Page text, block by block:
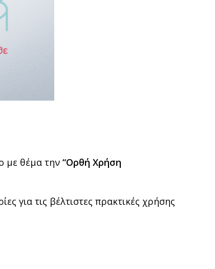
με θέμα την “Ορθή Χρήση
για τις βέλτιστες πρακτικές χρήσης